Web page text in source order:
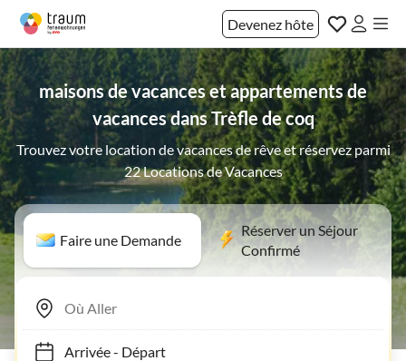
Devenez hôte
maisons de vacances et appartements de
vacances dans Trèfle de coq
Trouvez votre location de vacances de rêve et réservez parmi
22 Locations de Vacances
Faire une Demande
Réserver un Séjour
Confirmé
Arrivée- Départ